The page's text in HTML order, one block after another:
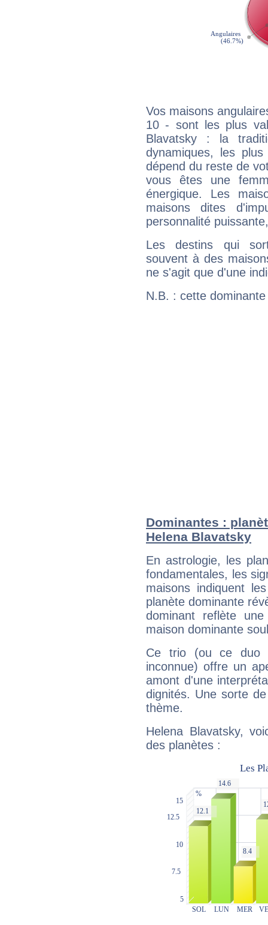
Vos maisons
10 - sont les plus
Blavatsky : la
dynamiques, les
dépend du reste de
vous êtes une
énergique. Les
maisons dites
personnalité
Les destins qui
souvent à des
ne s'agit que d'une
N.B. : cette
Dominantes :
Helena Blavatsky
En astrologie, les
fondamentales, les
maisons indiquent
planète dominante
dominant reflète
maison dominante
Ce trio (ou ce duo
inconnue) offre un
amont d'une
dignités. Une sorte
thème.
Helena Blavatsky,
des planètes :